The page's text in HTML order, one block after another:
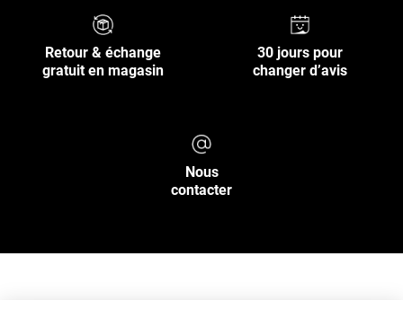
Retour & échange
gratuit en magasin
30 jours pour
changer d’avis
Nous
contacter